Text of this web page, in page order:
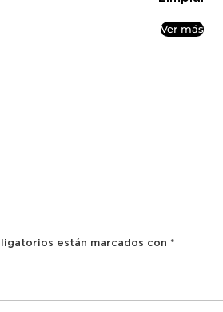
Ver más
están marcados con *